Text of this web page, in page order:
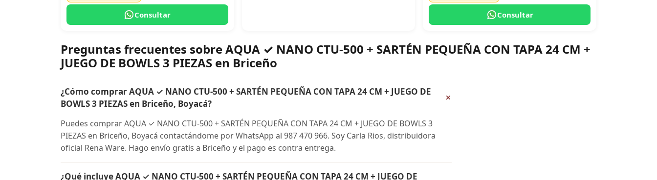
Consultar Consultar
Preguntas frecuentes sobre AQUA ✓ NANO CTU-500 + SARTÉN PEQUEÑA CON TAPA 24 CM +
JUEGO DE BOWLS 3 PIEZAS en Briceño
¿Cómo comprar AQUA ✓ NANO CTU-500 + SARTÉN PEQUEÑA CON TAPA 24 CM + JUEGO DE
BOWLS 3 PIEZAS en Briceño, Boyacá?
+
Puedes comprar AQUA ✓ NANO CTU-500 + SARTÉN PEQUEÑA CON TAPA 24 CM + JUEGO DE BOWLS 3
PIEZAS en Briceño, Boyacá contactándome por WhatsApp al 987 470 966. Soy Carla Rios, distribuidora
oficial Rena Ware. Hago envío gratis a Briceño y el pago es contra entrega.
¿Qué incluye AQUA ✓ NANO CTU-500 + SARTÉN PEQUEÑA CON TAPA 24 CM + JUEGO DE